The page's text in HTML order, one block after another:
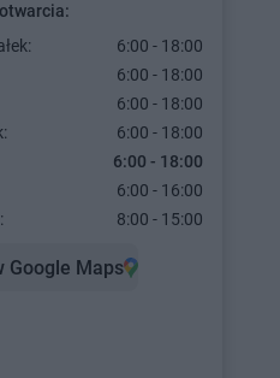
6:00 - 18:00
6:00 - 18:00
6:00 - 18:00
6:00 - 18:00
6:00 - 18:00
6:00 - 16:00
8:00 - 15:00
Google Maps